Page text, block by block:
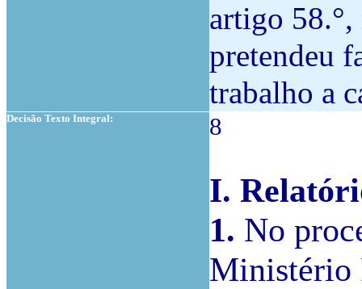
artigo 58.°,
pretendeu
trabalho a
Decisão Texto Integral: 8
I.
1. No
Ministério